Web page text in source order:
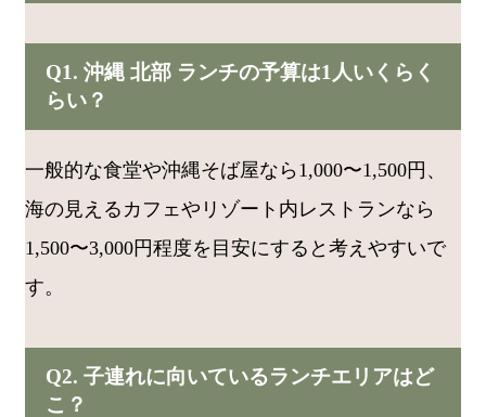
Q1. 沖縄 北部 ランチの予算は1人いくらく
らい？
一般的な食堂や沖縄そば屋なら1,000〜1,500円、
海の見えるカフェやリゾート内レストランなら
1,500〜3,000円程度を目安にすると考えやすいで
す。
Q2. 子連れに向いているランチエリアはど
こ？